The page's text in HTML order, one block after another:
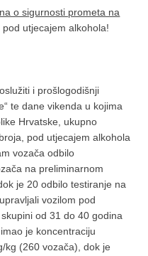
o sigurnosti prometa na
utjecajem alkohola!
i prošlogodišnji
te dane vikenda u kojima
Hrvatske, ukupno
pod utjecajem alkohola
vozača odbilo
na preliminarnom
je 20 odbilo testiranje na
vozilom pod
od 31 do 40 godina
je koncentraciju
kg (260 vozača), dok je